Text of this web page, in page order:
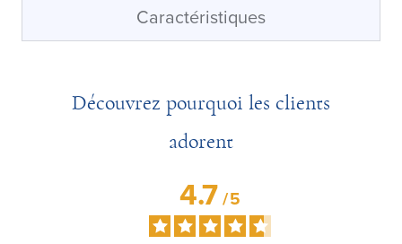
Caractéristiques
Découvrez pourquoi les clients
adorent
4.7/5